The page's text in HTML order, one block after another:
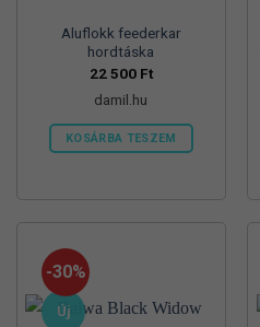
Aluflokk feederkar
hordtáska
22 500 Ft
damil.hu
KOSÁRBA TESZEM
-30%
Új